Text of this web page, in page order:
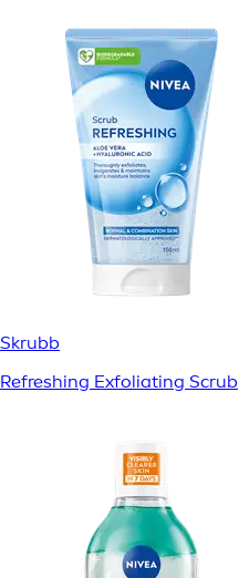
Skrubb
Refreshing Exfoliating Scrub